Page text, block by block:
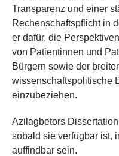
Transparenz und einer
Rechenschaftspflicht in
er dafür, die
von Patientinnen und
Bürgern sowie der
wissenschaftspolitische
einzubeziehen.
Azilagbetors
sobald sie verfügbar ist,
auffindbar sein.